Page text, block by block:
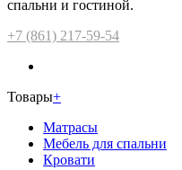
спальни и гостиной.
+7 (861) 217-59-54
Товары+
Матрасы
Мебель для спальни
Кровати